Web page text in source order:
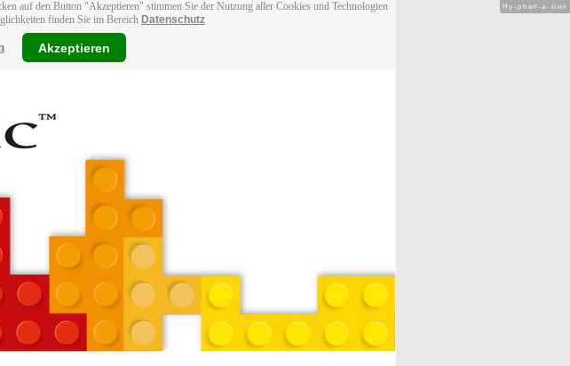
auf den Button "Akzeptieren" stimmen Sie der Nutzung aller Cookies und Technologien
finden Sie im Bereich Datenschutz
Akzeptieren
Hy-phen-a-tion